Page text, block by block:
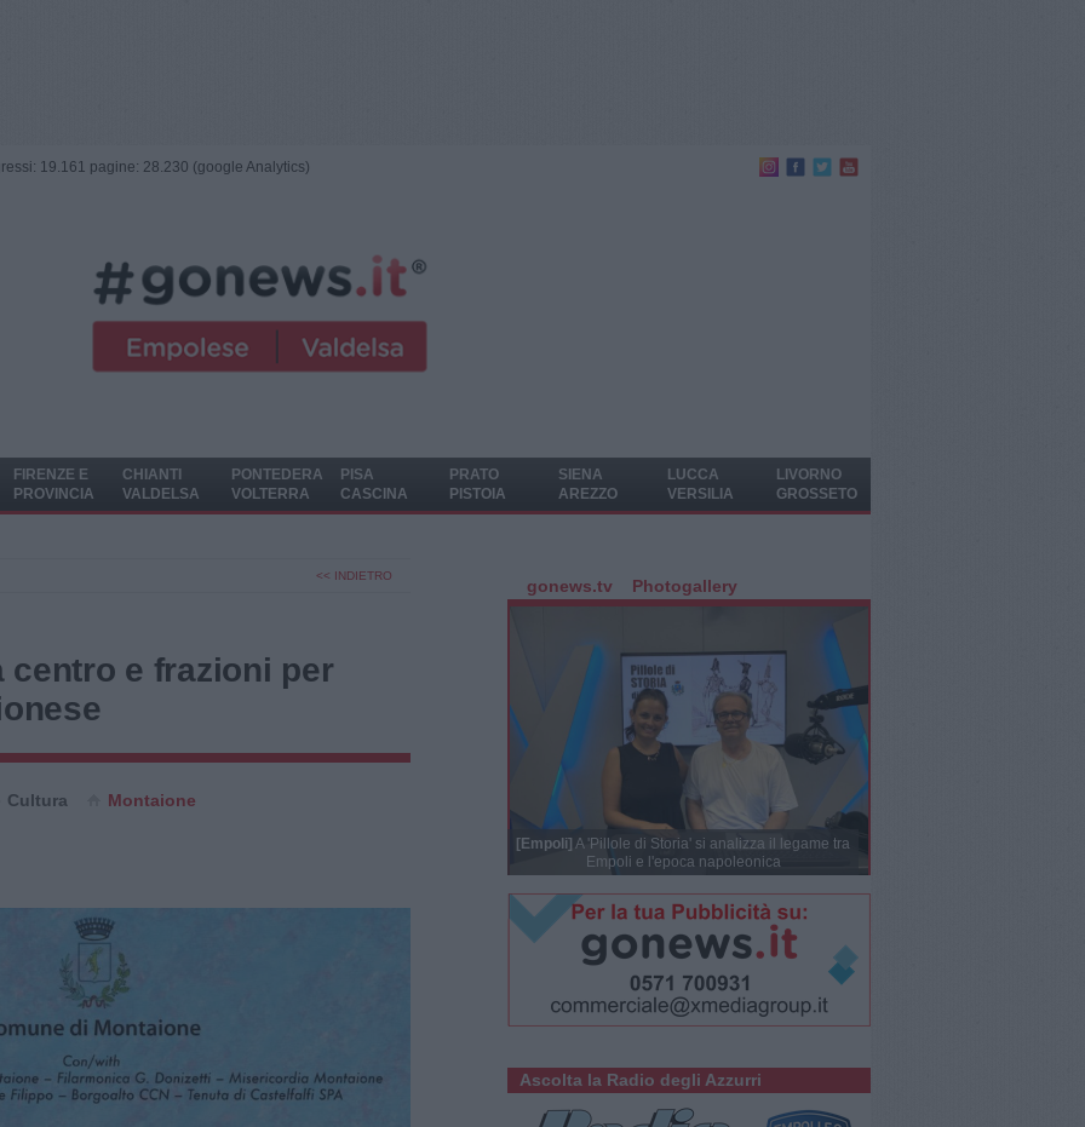
19.161 pagine: 28.230 (google Analytics)
FIRENZE E
PROVINCIA
CHIANTI
VALDELSA
PONTEDERA
VOLTERRA
PISA
CASCINA
PRATO
PISTOIA
SIENA
AREZZO
LUCCA
VERSILIA
LIVORNO
GROSSETO
<< INDIETRO
centro e frazioni per
Cultura Montaione
gonews.tv Photogallery
[Empoli] A 'Pillole di Storia' si analizza il legame tra
Empoli e l'epoca napoleonica
Ascolta la Radio degli Azzurri